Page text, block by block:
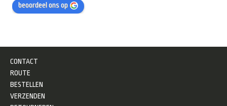
beoordeel ons op
CONTACT
ROUTE
BESTELLEN
VERZENDEN